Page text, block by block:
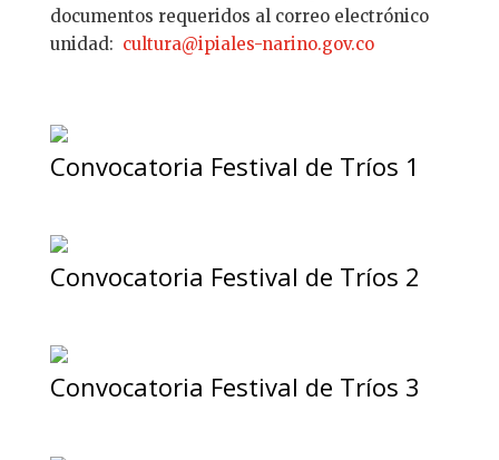
documentos requeridos al correo electrónico
unidad: cultura@ipiales-narino.gov.co
Convocatoria Festival de Tríos 1
Convocatoria Festival de Tríos 2
Convocatoria Festival de Tríos 3